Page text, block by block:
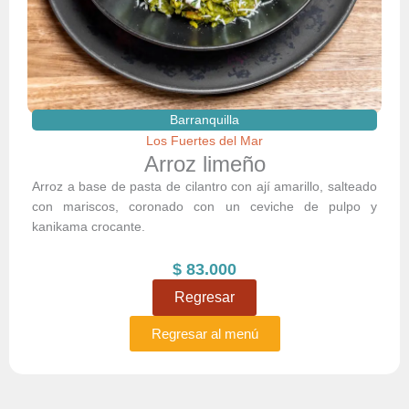
Barranquilla
Los Fuertes del Mar
Arroz limeño
Arroz a base de pasta de cilantro con ají amarillo, salteado
con mariscos, coronado con un ceviche de pulpo y
kanikama crocante.
$ 83.000
Regresar
Regresar al menú